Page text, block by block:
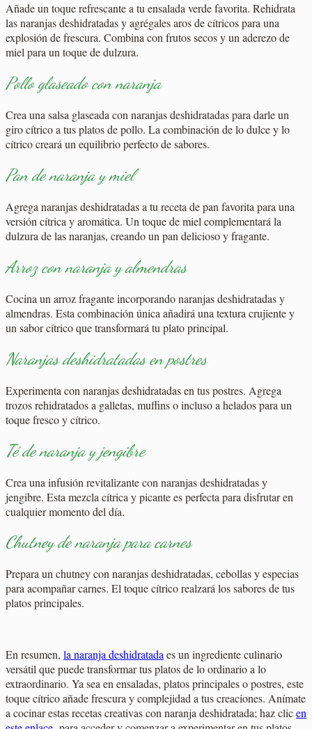
Añade un toque refrescante a tu ensalada verde favorita. Rehidrata
las naranjas deshidratadas y agrégales aros de cítricos para una
explosión de frescura. Combina con frutos secos y un aderezo de
miel para un toque de dulzura.
Pollo glaseado con naranja
Crea una salsa glaseada con naranjas deshidratadas para darle un
giro cítrico a tus platos de pollo. La combinación de lo dulce y lo
cítrico creará un equilibrio perfecto de sabores.
Pan de naranja y miel
Agrega naranjas deshidratadas a tu receta de pan favorita para una
versión cítrica y aromática. Un toque de miel complementará la
dulzura de las naranjas, creando un pan delicioso y fragante.
Arroz con naranja y almendras
Cocina un arroz fragante incorporando naranjas deshidratadas y
almendras. Esta combinación única añadirá una textura crujiente y
un sabor cítrico que transformará tu plato principal.
Naranjas deshidratadas en postres
Experimenta con naranjas deshidratadas en tus postres. Agrega
trozos rehidratados a galletas, muffins o incluso a helados para un
toque fresco y cítrico.
Té de naranja y jengibre
Crea una infusión revitalizante con naranjas deshidratadas y
jengibre. Esta mezcla cítrica y picante es perfecta para disfrutar en
cualquier momento del día.
Chutney de naranja para carnes
Prepara un chutney con naranjas deshidratadas, cebollas y especias
para acompañar carnes. El toque cítrico realzará los sabores de tus
platos principales.
En resumen, la naranja deshidratadaes un ingrediente culinario
versátil que puede transformar tus platos de lo ordinario a lo
extraordinario. Ya sea en ensaladas, platos principales o postres, este
toque cítrico añade frescura y complejidad a tus creaciones. Anímate
a cocinar estas recetas creativas con naranja deshidratada; haz clicen